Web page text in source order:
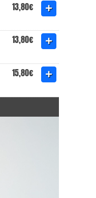
13,80€
13,80€
15,80€